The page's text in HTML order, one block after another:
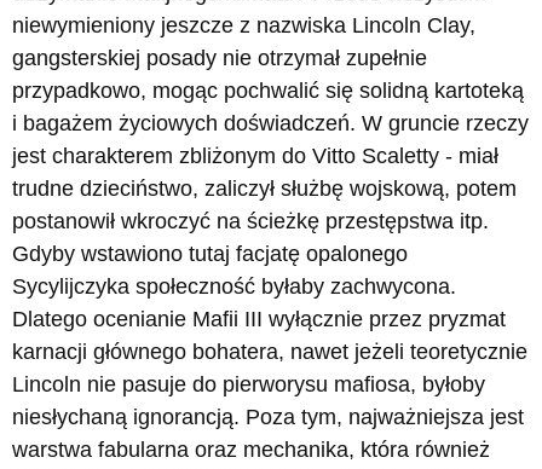
niewymieniony jeszcze z nazwiska Lincoln Clay,
gangsterskiej posady nie otrzymał zupełnie
przypadkowo, mogąc pochwalić się solidną kartoteką
i bagażem życiowych doświadczeń. W gruncie rzeczy
jest charakterem zbliżonym do Vitto Scaletty - miał
trudne dzieciństwo, zaliczył służbę wojskową, potem
postanowił wkroczyć na ścieżkę przestępstwa itp.
Gdyby wstawiono tutaj facjatę opalonego
Sycylijczyka społeczność byłaby zachwycona.
Dlatego ocenianie Mafii III wyłącznie przez pryzmat
karnacji głównego bohatera, nawet jeżeli teoretycznie
Lincoln nie pasuje do pierworysu mafiosa, byłoby
niesłychaną ignorancją. Poza tym, najważniejsza jest
warstwa fabularna oraz mechanika, która również